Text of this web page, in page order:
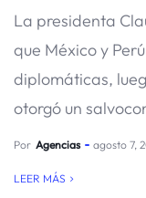
La presidenta
que México y
diplomáticas,
otorgó un
Por Agencias agosto 7,
LEER MÁS